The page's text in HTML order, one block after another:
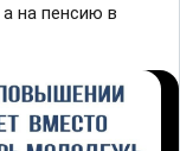
на пенсию в